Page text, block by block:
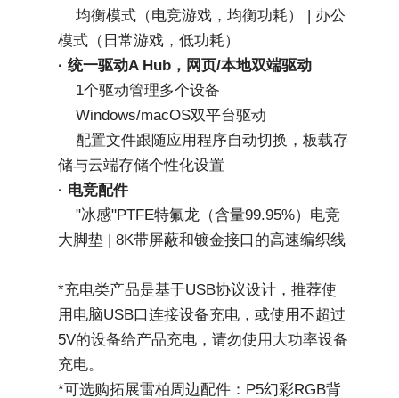
    均衡模式（电竞游戏，均衡功耗） | 办公
模式（日常游戏，低功耗）
· 统一驱动A Hub，网页/本地双端驱动
    1个驱动管理多个设备
    Windows/macOS双平台驱动
    配置文件跟随应用程序自动切换，板载存
储与云端存储个性化设置
· 电竞配件
"冰感"PTFE特氟龙（含量99.95%）电竞
大脚垫 | 8K带屏蔽和镀金接口的高速编织线
*充电类产品是基于USB协议设计，推荐使
用电脑USB口连接设备充电，或使用不超过
5V的设备给产品充电，请勿使用大功率设备
充电。
*可选购拓展雷柏周边配件：P5幻彩RGB背